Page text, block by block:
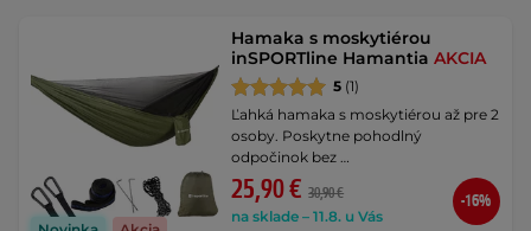
Hamaka s moskytiérou
inSPORTline HamantiaAKCIA
5 (1)
Ľahká hamaka s moskytiérou až pre 2
osoby. Poskytne pohodlný
odpočinok bez …
25,90 € 30,90 €
na sklade – 11.8. u Vás
-16%